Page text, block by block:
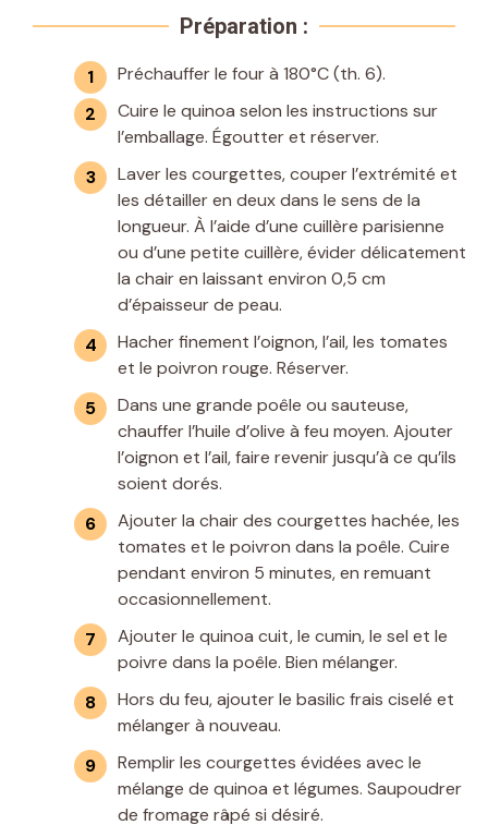
Préparation :
Préchauffer le four à 180°C (th. 6).
Cuire le quinoa selon les instructions sur
l’emballage. Égoutter et réserver.
Laver les courgettes, couper l’extrémité et
les détailler en deux dans le sens de la
longueur. À l’aide d’une cuillère parisienne
ou d’une petite cuillère, évider délicatement
la chair en laissant environ 0,5 cm
d’épaisseur de peau.
Hacher finement l’oignon, l’ail, les tomates
et le poivron rouge. Réserver.
Dans une grande poêle ou sauteuse,
chauffer l’huile d’olive à feu moyen. Ajouter
l’oignon et l’ail, faire revenir jusqu’à ce qu’ils
soient dorés.
Ajouter la chair des courgettes hachée, les
tomates et le poivron dans la poêle. Cuire
pendant environ 5 minutes, en remuant
occasionnellement.
Ajouter le quinoa cuit, le cumin, le sel et le
poivre dans la poêle. Bien mélanger.
Hors du feu, ajouter le basilic frais ciselé et
mélanger à nouveau.
Remplir les courgettes évidées avec le
mélange de quinoa et légumes. Saupoudrer
de fromage râpé si désiré.